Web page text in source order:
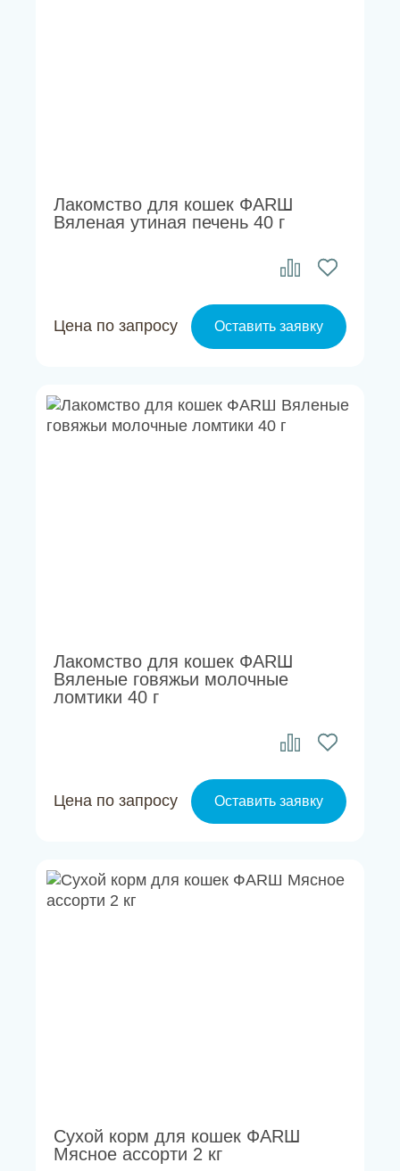
Лакомство для кошек ФАRШ
Вяленая утиная печень 40 г
Цена по запросу Оставить заявку
Лакомство для кошек ФАRШ
Вяленые говяжьи молочные
ломтики 40 г
Цена по запросу Оставить заявку
Сухой корм для кошек ФАRШ
Мясное ассорти 2 кг